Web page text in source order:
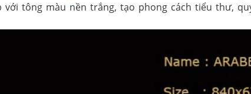
tông màu nền trắng, tạo phong cách tiểu thư,